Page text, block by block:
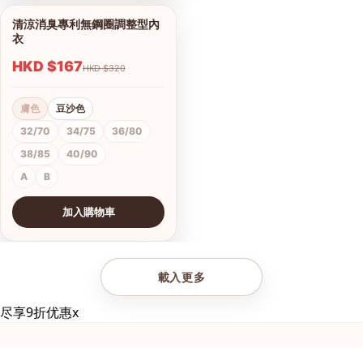
1/9
清涼消臭專利無鋼圈調整型內
衣
HKD $167 HKD $320
膚色
豆沙色
32/70
34/75
36/80
38/85
40/90
A
B
加入購物車
載入更多
尽享9折优惠x